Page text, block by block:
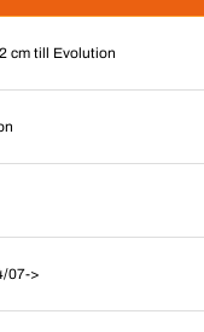
cm till Evolution
07->